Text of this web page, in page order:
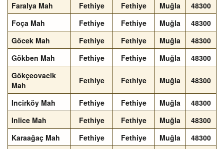
Faralya Mah
Fethiye Fethiye Muğla
48300
Foça Mah
Fethiye Fethiye Muğla
48300
Göcek Mah
Fethiye Fethiye Muğla
48300
Gökben Mah
Fethiye Fethiye Muğla
48300
Gökçeovacik
Mah
Fethiye Fethiye Muğla 48300
Incirköy Mah Fethiye Fethiye Muğla
48300
Inlice Mah
Fethiye Fethiye Muğla
48300
Karaağaç Mah
Fethiye Fethiye Muğla
48300